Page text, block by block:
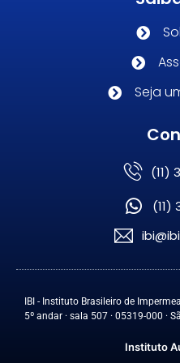
Seja
(11)
(11)
IBI - Instituto Brasileiro de
5º andar · sala 507 · 05319-000 ·
Instituto